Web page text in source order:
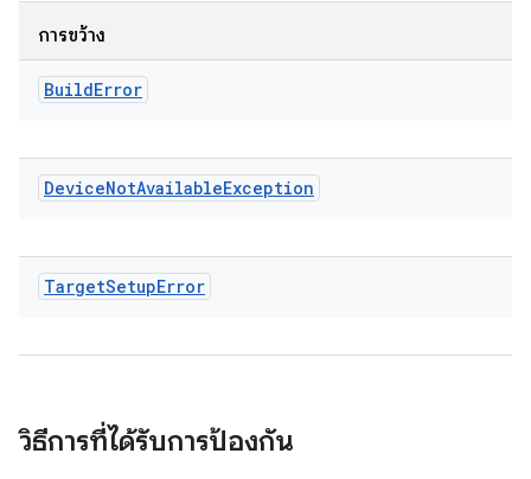
การขว้าง
BuildError
DeviceNotAvailableException
TargetSetupError
วิธีการที่ได้รับการป้องกัน